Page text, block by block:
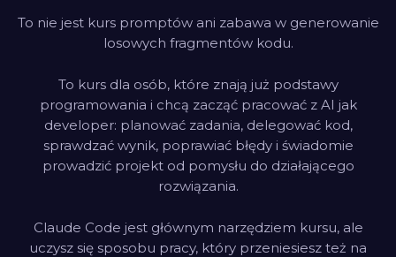
To nie jest kurs promptów ani zabawa w generowanie
losowych fragmentów kodu.
To kurs dla osób, które znają już podstawy
programowania i chcą zacząć pracować z AI jak
developer: planować zadania, delegować kod,
sprawdzać wynik, poprawiać błędy i świadomie
prowadzić projekt od pomysłu do działającego
rozwiązania.
Claude Code jest głównym narzędziem kursu, ale
uczysz się sposobu pracy, który przeniesiesz też na